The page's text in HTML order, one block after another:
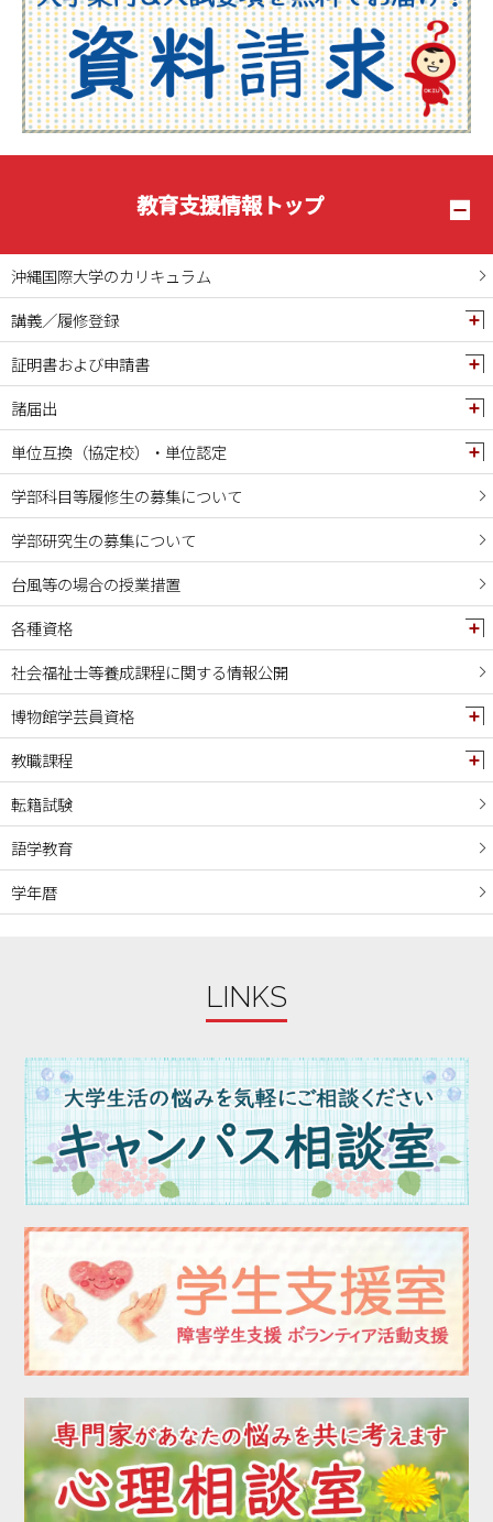
教育支援情報トップ
沖縄国際大学のカリキュラム
講義／履修登録
証明書および申請書
諸届出
単位互換（協定校）・単位認定
学部科目等履修生の募集について
学部研究生の募集について
台風等の場合の授業措置
各種資格
社会福祉士等養成課程に関する情報公開
博物館学芸員資格
教職課程
転籍試験
語学教育
学年暦
LINKS